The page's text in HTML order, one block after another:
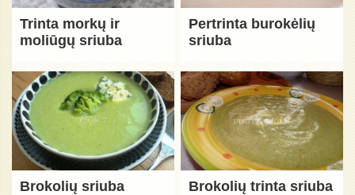
Trinta morkų ir
moliūgų sriuba
Pertrinta burokėlių
sriuba
Brokolių sriuba Brokolių trinta sriuba